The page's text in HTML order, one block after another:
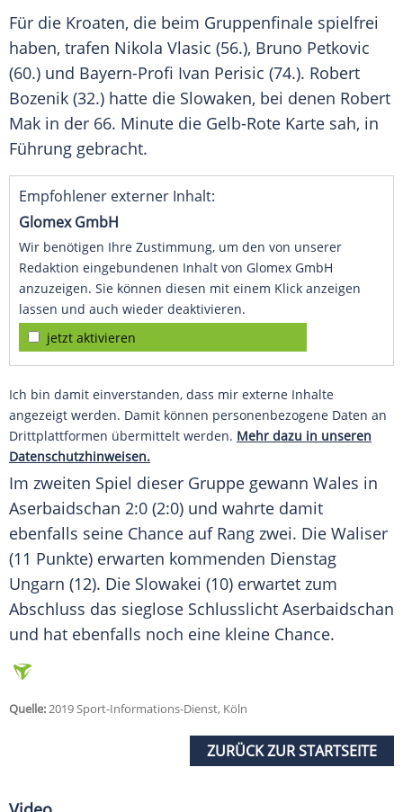
Für die Kroaten, die beim Gruppenfinale spielfrei
haben, trafen Nikola Vlasic (56.), Bruno Petkovic
(60.) und Bayern-Profi Ivan Perisic (74.). Robert
Bozenik (32.) hatte die Slowaken, bei denen Robert
Mak in der 66. Minute die Gelb-Rote Karte sah, in
Führung gebracht.
Empfohlener externer Inhalt:
Glomex GmbH
Wir benötigen Ihre Zustimmung, um den von unserer
Redaktion eingebundenen Inhalt von Glomex GmbH
anzuzeigen. Sie können diesen mit einem Klick anzeigen
lassen und auch wieder deaktivieren.
jetzt aktivieren
Ich bin damit einverstanden, dass mir externe Inhalte
angezeigt werden. Damit können personenbezogene Daten an
Drittplattformen übermittelt werden. Mehr dazu in unseren
Datenschutzhinweisen.
Im zweiten Spiel dieser Gruppe gewann Wales in
Aserbaidschan 2:0 (2:0) und wahrte damit
ebenfalls seine Chance auf Rang zwei. Die Waliser
(11 Punkte) erwarten kommenden Dienstag
Ungarn (12). Die Slowakei (10) erwartet zum
Abschluss das sieglose Schlusslicht Aserbaidschan
und hat ebenfalls noch eine kleine Chance.
Quelle:2019 Sport-Informations-Dienst, Köln
ZURÜCK ZUR STARTSEITE